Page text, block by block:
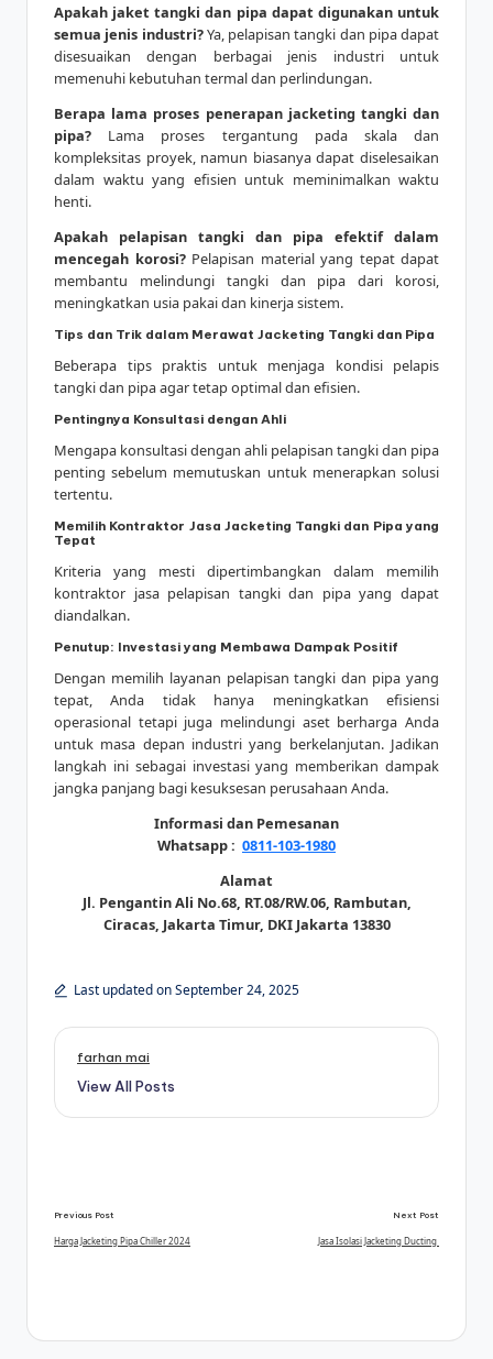
Apakah jaket tangki dan pipa dapat digunakan untuk
semua jenis industri?Ya, pelapisan tangki dan pipa dapat
disesuaikan dengan berbagai jenis industri untuk
memenuhi kebutuhan termal dan perlindungan.
Berapa lama proses penerapan jacketing tangki dan
pipa? Lama proses tergantung pada skala dan
kompleksitas proyek, namun biasanya dapat diselesaikan
dalam waktu yang efisien untuk meminimalkan waktu
henti.
Apakah pelapisan tangki dan pipa efektif dalam
mencegah korosi?Pelapisan material yang tepat dapat
membantu melindungi tangki dan pipa dari korosi,
meningkatkan usia pakai dan kinerja sistem.
Tips dan Trik dalam Merawat Jacketing Tangki dan Pipa
Beberapa tips praktis untuk menjaga kondisi pelapis
tangki dan pipa agar tetap optimal dan efisien.
Pentingnya Konsultasi dengan Ahli
Mengapa konsultasi dengan ahli pelapisan tangki dan pipa
penting sebelum memutuskan untuk menerapkan solusi
tertentu.
Memilih Kontraktor Jasa Jacketing Tangki dan Pipa yang
Tepat
Kriteria yang mesti dipertimbangkan dalam memilih
kontraktor jasa pelapisan tangki dan pipa yang dapat
diandalkan.
Penutup: Investasi yang Membawa Dampak Positif
Dengan memilih layanan pelapisan tangki dan pipa yang
tepat, Anda tidak hanya meningkatkan efisiensi
operasional tetapi juga melindungi aset berharga Anda
untuk masa depan industri yang berkelanjutan. Jadikan
langkah ini sebagai investasi yang memberikan dampak
jangka panjang bagi kesuksesan perusahaan Anda.
Informasi dan Pemesanan
Whatsapp : 0811-103-1980
Alamat
Jl. Pengantin Ali No.68, RT.08/RW.06, Rambutan,
Ciracas, Jakarta Timur, DKI Jakarta 13830
Last updated on September 24, 2025
farhan mai
View All Posts
Post
navigation
Previous Post
Harga Jacketing Pipa Chiller 2024
Next Post
Jasa Isolasi Jacketing Ducting